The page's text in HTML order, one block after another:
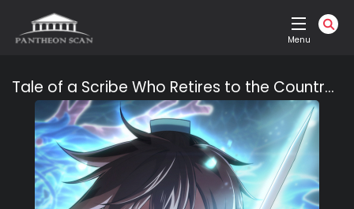
Menu
Tale of a Scribe Who Retires to the Countryside